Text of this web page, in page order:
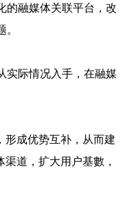
的融媒体关联平台，改
实际情况入手，在融媒
形成优势互补，从而建
道，扩大用户基數，